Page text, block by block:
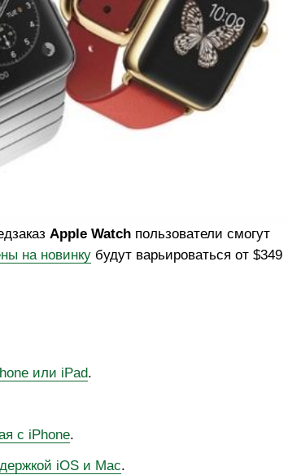
Apple Watch пользователи смогут
на новинку будут варьироваться от $349
или iPad.
с iPhone.
iOS и Mac.